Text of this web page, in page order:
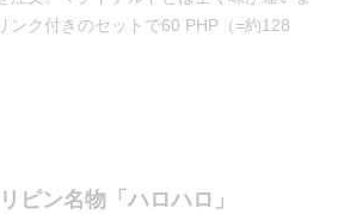
ンク付きのセットで60 PHP（=約128
ピン名物「ハロハロ」